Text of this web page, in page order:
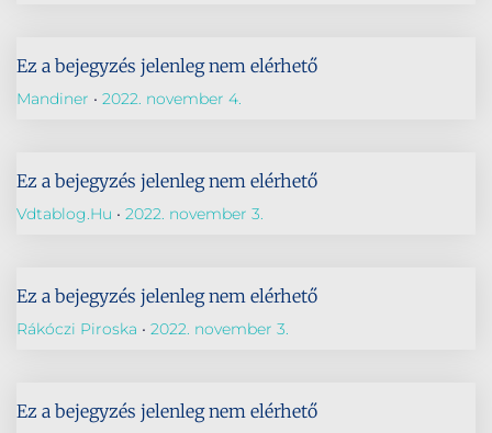
Ez a bejegyzés jelenleg nem elérhető
Mandiner 2022. november 4.
Ez a bejegyzés jelenleg nem elérhető
Vdtablog.hu 2022. november 3.
Ez a bejegyzés jelenleg nem elérhető
Rákóczi Piroska 2022. november 3.
Ez a bejegyzés jelenleg nem elérhető